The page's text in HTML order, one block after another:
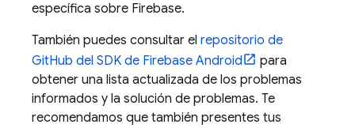
específica sobre Firebase.
También puedes consultar el repositorio de
GitHub del SDK de Firebase Android
para
obtener una lista actualizada de los problemas
informados y la solución de problemas. Te
recomendamos que también presentes tus